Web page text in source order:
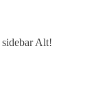
Alt!